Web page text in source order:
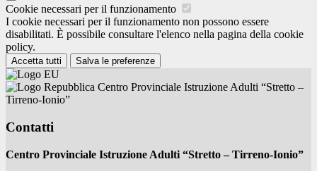
Cookie necessari per il funzionamento
I cookie necessari per il funzionamento non possono essere
disabilitati. È possibile consultare l'elenco nella pagina della cookie
policy.
Accetta tutti Salva le preferenze
Centro Provinciale Istruzione Adulti “Stretto –
Tirreno-Ionio”
Contatti
Centro Provinciale Istruzione Adulti “Stretto – Tirreno-Ionio”